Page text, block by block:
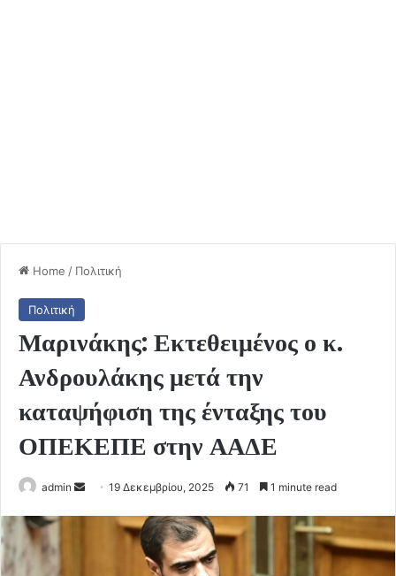
Home / Πολιτική
Πολιτική
Μαρινάκης: Εκτεθειμένος ο κ.
Ανδρουλάκης μετά την
καταψήφιση της ένταξης του
ΟΠΕΚΕΠΕ στην ΑΑΔΕ
admin
Send19 Δεκεμβρίου, 2025 71 1 minute read